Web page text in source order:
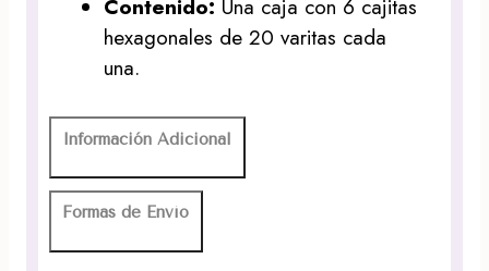
Contenido: Una caja con 6 cajitas
hexagonales de 20 varitas cada
una.
Información Adicional
Formas de Envío